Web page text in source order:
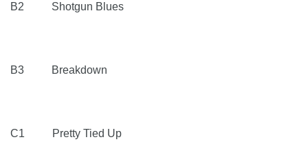
B2 Shotgun Blues
B3 Breakdown
C1 Pretty Tied Up